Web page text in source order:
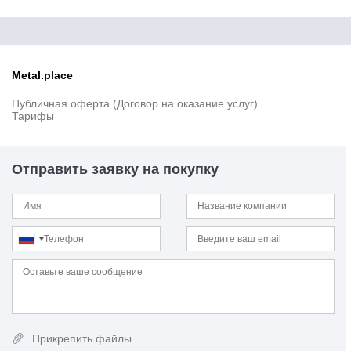
33ХС
34CrAlMo5-10
34CrMo4
34CrMoS4
34CrNiMo6
34ХН1М
34ХН3М
35
35B2
35NiCr6
35S20
35SPb20
35Г
35ГС
35ХГР
Metal.place
Публичная оферта (Договор на оказание услуг)
Тарифы
Отправить заявку на покупку
Прикрепить файлы